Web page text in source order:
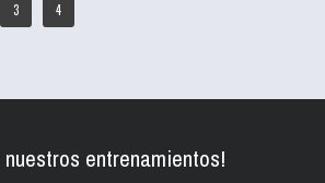
3 4
nuestros entrenamientos!